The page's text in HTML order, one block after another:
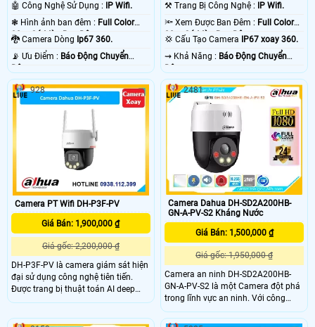
🤖️ Công Nghệ Sử Dụng :
IP Wifi.
❃ Hình ảnh ban đêm : Full Color
30m Có Màu Ban Ðêm.
🐉️ Camera Dòng Ip67 360.
️📡 Ưu Điểm : Báo Động Chuyển
⚒ Trang Bị Công Nghệ :
IP Wifi.
🔦 Xem Được Ban Đêm : Full Color
30m Có Màu Ban Ðêm.
💢 Cấu Tạo Camera
IP67 xoay 360.
️⇝ Khả Năng : Báo Động Chuyển
Camera PT Wifi DH-P3F-PV
Giá Bán: 1,900,000 ₫
Giá gốc: 2,200,000 ₫
DH-P3F-PV là camera giám sát hiện
đại sử dụng công nghệ tiên tiến.
Được trang bị thuật toán AI deep
learning, camera có khả năng phân
928
Camera Dahua DH-SD2A200HB-
GN-A-PV-S2 Kháng Nước
Giá Bán: 1,500,000 ₫
Giá gốc: 1,950,000 ₫
Camera an ninh DH-SD2A200HB-
GN-A-PV-S2 là một Camera đột phá
trong lĩnh vực an ninh. Với công
nghệ chip xử lý hình ảnh Sony
STARVIS CMOS, camera này mang
2481